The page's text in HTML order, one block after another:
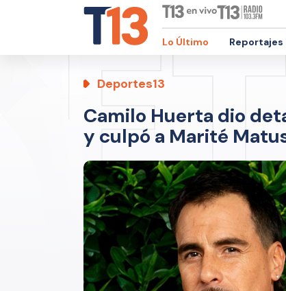
Lo Último
Deportes13
Camilo Huerta dio
y culpó a Marité